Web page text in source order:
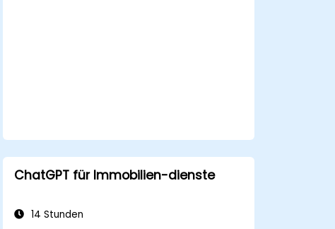
ChatGPT für Immobilien-dienste
14 Stunden